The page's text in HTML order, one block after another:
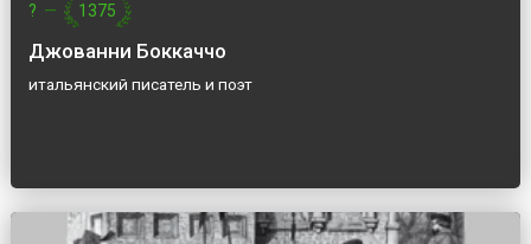
? — 1375
Джованни Боккаччо
итальянский писатель и поэт